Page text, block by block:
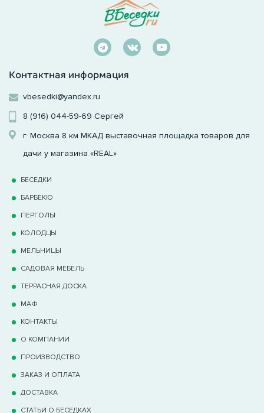
Контактная информация
vbesedki@yandex.ru
8 (916) 044-59-69 Сергей
г. Москва 8 км МКАД выставочная площадка товаров для
дачи у магазина «REAL»
БЕСЕДКИ
БАРБЕКЮ
ПЕРГОЛЫ
КОЛОДЦЫ
МЕЛЬНИЦЫ
САДОВАЯ МЕБЕЛЬ
ТЕРРАCНАЯ ДОСКА
МАФ
КОНТАКТЫ
О КОМПАНИИ
ПРОИЗВОДСТВО
ЗАКАЗ И ОПЛАТА
ДОСТАВКА
СТАТЬИ О БЕСЕДКАХ